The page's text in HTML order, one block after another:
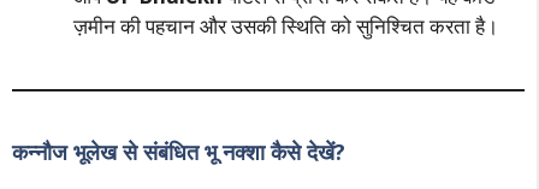
ज़मीन की पहचान और उसकी स्थिति को सुनिश्चित करता है।
कन्नौज भूलेख से संबंधित भू नक्शा कैसे देखें?